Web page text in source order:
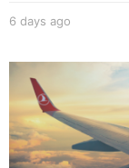
6 days ago
g
o